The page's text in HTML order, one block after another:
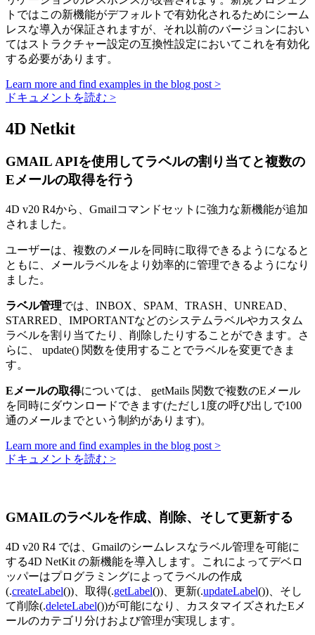
トではこの新機能がデフォルトで有効化されるためにシーム
レスな導入が保証されますが、それ以前のバージョンにおい
てはストラクチャー設定の互換性設定においてこれを有効化
する必要があります。
Learn more and find examples in the blog post >
ドキュメントを読む >
4D Netkit
GMAIL APIを使用してラベルの割り当てと複数の
Eメールの取得を行う
4D v20 R4から、Gmailコマンドセットに強力な新機能が追加
されました。
ユーザーは、複数のメールを同時に取得できるようになると
ともに、メールラベルをより効率的に管理できるようになり
ました。
ラベル管理では、INBOX、SPAM、TRASH、UNREAD、
STARRED、IMPORTANTなどのシステムラベルやカスタム
ラベルを割り当てたり、削除したりすることができます。さ
らに、 update() 関数を使用することでラベルを変更できま
す。
Eメールの取得については、 getMails 関数で複数のEメール
を同時にダウンロードできます(ただし1度の呼び出しで100
通のメールまでという制約があります)。
Learn more and find examples in the blog post >
ドキュメントを読む >
GMAILのラベルを作成、削除、そして更新する
4D v20 R4 では、Gmailのシームレスなラベル管理を可能に
する4D NetKit の新機能を導入します。これによってデベロ
ッパーはプログラミングによってラベルの作成
(.createLabel())、取得(.getLabel())、更新(.updateLabel())、そし
て削除(.deleteLabel())が可能になり、カスタマイズされたEメ
ールのカテゴリ分けおよび管理が実現します。